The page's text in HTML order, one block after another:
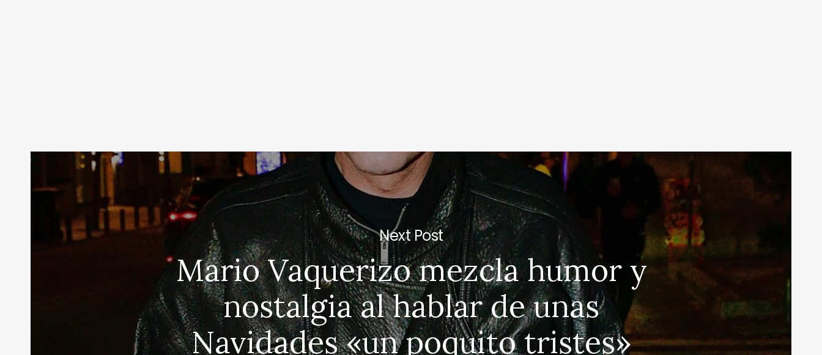
Next Post
Mario Vaquerizo mezcla humor y
nostalgia al hablar de unas
Navidades «un poquito tristes»